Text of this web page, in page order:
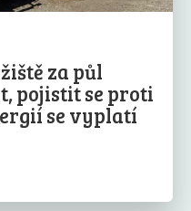
za půl
pojistit se proti
se vyplatí